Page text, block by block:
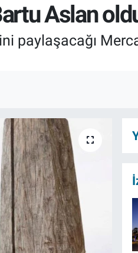
Aslan
paylaşacağı